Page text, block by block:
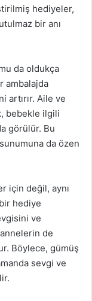
hediyeler,
bir anı
da oldukça
ambalajda
artırır. Aile ve
bebekle ilgili
görülür. Bu
da özen
için değil, aynı
hediye
ve
de
Böylece, gümüş
sevgi ve